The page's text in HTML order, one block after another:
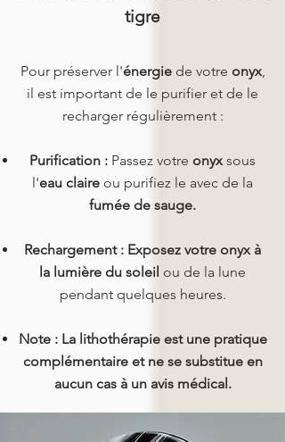
tigre
Pour préserver l'énergiede votre onyx,
il est important de le purifier et de le
recharger régulièrement :
Purification : Passez votre onyx sous
l'eau claire ou purifiez le avec de la
fumée de sauge.
Rechargement : Exposez votre onyx à
la lumière du soleil ou de la lune
pendant quelques heures.
Note : La lithothérapie est une pratique
complémentaire et ne se substitue en
aucun cas à un avis médical.